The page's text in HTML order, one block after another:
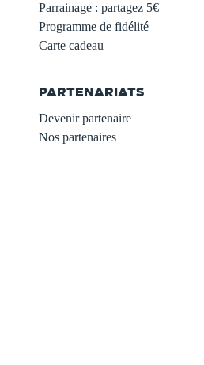
Parrainage : partagez 5€
Programme de fidélité
Carte cadeau
PARTENARIATS
Devenir partenaire
Nos partenaires